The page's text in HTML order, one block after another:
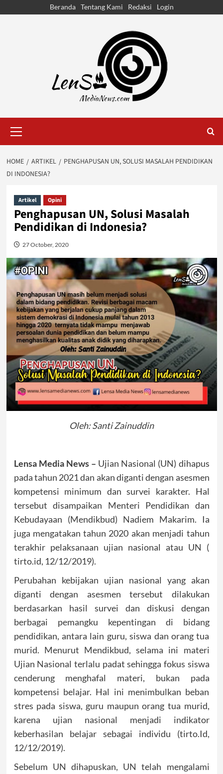
Beranda Tentang Kami Redaksi Login
Menu
HOME ARTIKEL
PENGHAPUSAN UN, SOLUSI MASALAH PENDIDIKAN
DI INDONESIA?
Artikel Opini
Penghapusan UN, Solusi Masalah
Pendidikan di Indonesia?
27 October, 2020
Oleh: Santi Zainuddin
Lensa Media News – Ujian Nasional (UN) dihapus
pada tahun 2021 dan akan diganti dengan asesmen
kompetensi minimum dan survei karakter. Hal
tersebut disampaikan Menteri Pendidikan dan
Kebudayaan (Mendikbud) Nadiem Makarim. Ia
juga mengatakan tahun 2020 akan menjadi tahun
terakhir pelaksanaan ujian nasional atau UN (
tirto.id, 12/12/2019).
Perubahan kebijakan ujian nasional yang akan
diganti dengan asesmen tersebut dilakukan
berdasarkan hasil survei dan diskusi dengan
berbagai pemangku kepentingan di bidang
pendidikan, antara lain guru, siswa dan orang tua
murid. Menurut Mendikbud, selama ini materi
Ujian Nasional terlalu padat sehingga fokus siswa
cenderung menghafal materi, bukan pada
kompetensi belajar. Hal ini menimbulkan beban
stres pada siswa, guru maupun orang tua murid,
karena ujian nasional menjadi indikator
keberhasilan belajar sebagai individu (tirto.Id,
12/12/2019).
Sebelum UN dihapuskan, UN telah mengalami